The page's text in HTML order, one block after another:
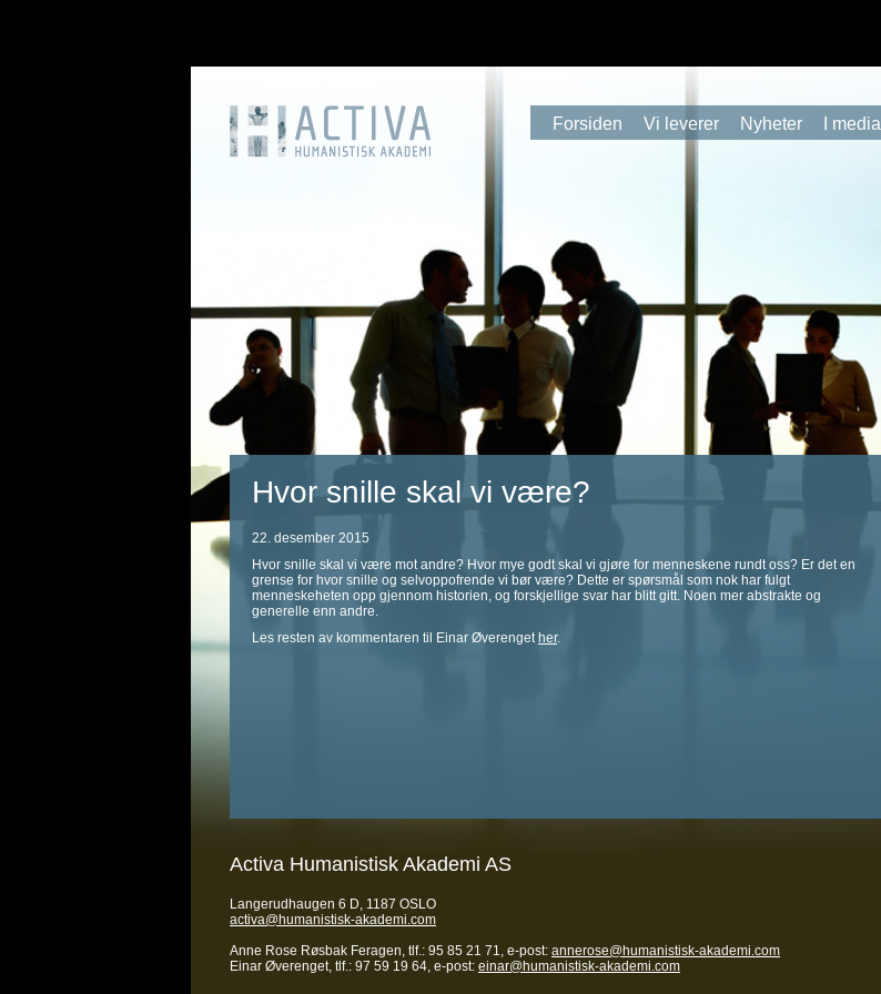
Forsiden Vi leverer Nyheter I media
Hvor snille skal vi være?
22. desember 2015
Hvor snille skal vi være mot andre? Hvor mye godt skal vi gjøre for menneskene rundt oss? Er det en
grense for hvor snille og selvoppofrende vi bør være? Dette er spørsmål som nok har fulgt
menneskeheten opp gjennom historien, og forskjellige svar har blitt gitt. Noen mer abstrakte og
generelle enn andre.
Les resten av kommentaren til Einar Øverenget her.
Activa Humanistisk Akademi AS
Langerudhaugen 6 D, 1187 OSLO
activa@humanistisk-akademi.com
Anne Rose Røsbak Feragen, tlf.: 95 85 21 71, e-post: annerose@humanistisk-akademi.com
Einar Øverenget, tlf.: 97 59 19 64, e-post: einar@humanistisk-akademi.com